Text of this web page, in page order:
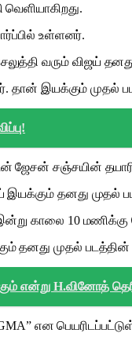
உள்ளனர்.
வரும் விஜய்
இயக்கும் முதல்
சஞ்சயின்
தனது முதல்
10 மணிக்கு
தனது முதல் படத்தின்
என்று H.வினோத்
என